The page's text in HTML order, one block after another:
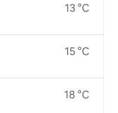
13 °C
15 °C
18 °C